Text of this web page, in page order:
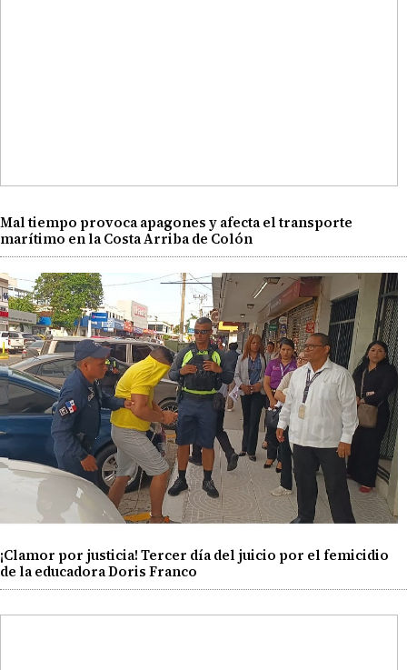
Mal tiempo provoca apagones y afecta el transporte
marítimo en la Costa Arriba de Colón
¡Clamor por justicia! Tercer día del juicio por el femicidio
de la educadora Doris Franco